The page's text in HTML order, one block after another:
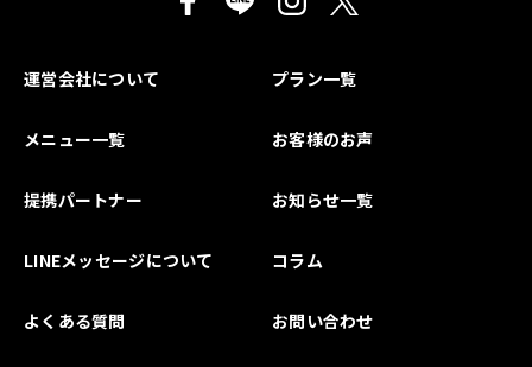
運営会社について プラン一覧
メニュー一覧 お客様のお声
提携パートナー お知らせ一覧
LINEメッセージについて コラム
よくある質問 お問い合わせ